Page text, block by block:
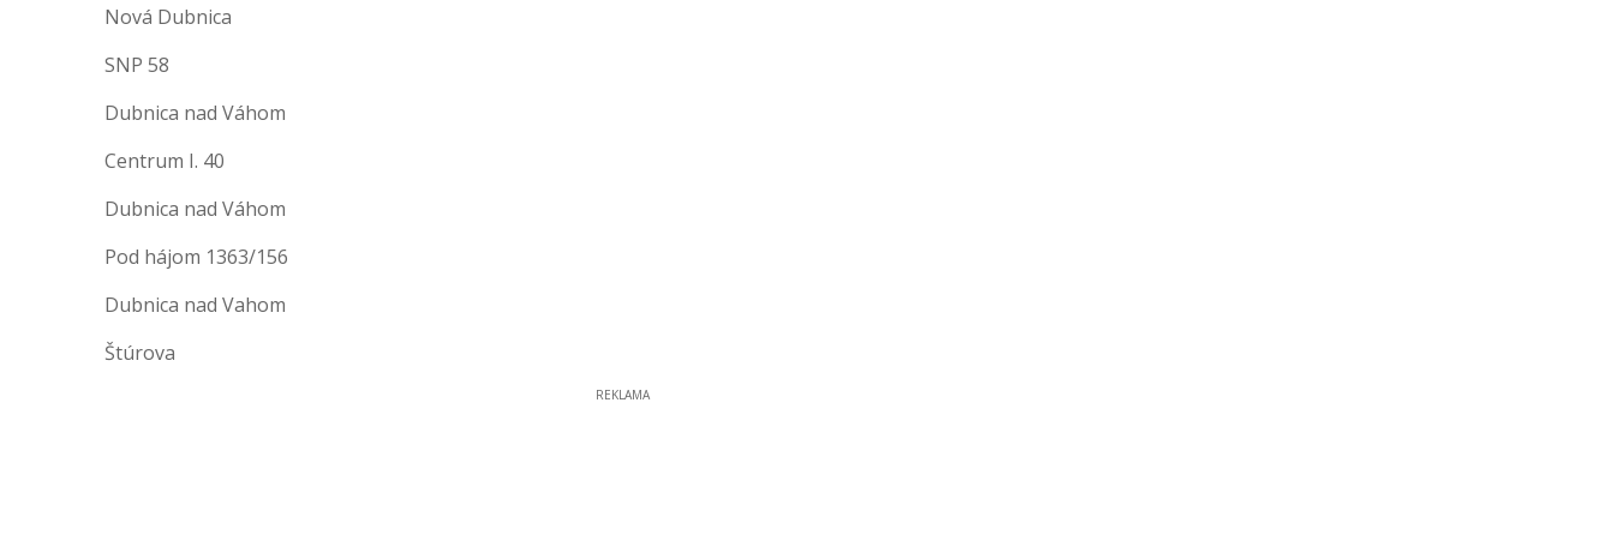
Nová Dubnica
SNP 58
Dubnica nad Váhom
Centrum I. 40
Dubnica nad Váhom
Pod hájom 1363/156
Dubnica nad Vahom
Štúrova
REKLAMA